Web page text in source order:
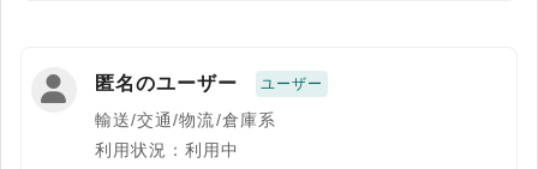
匿名のユーザー ユーザー
輸送/交通/物流/倉庫系
利用状況：利用中